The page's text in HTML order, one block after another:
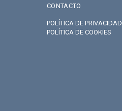
CONTACTO
POLÍTICA DE PRIVACIDAD
POLÍTICA DE COOKIES